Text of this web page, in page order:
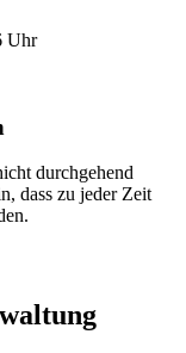
Uhr
durchgehend
dass zu jeder Zeit